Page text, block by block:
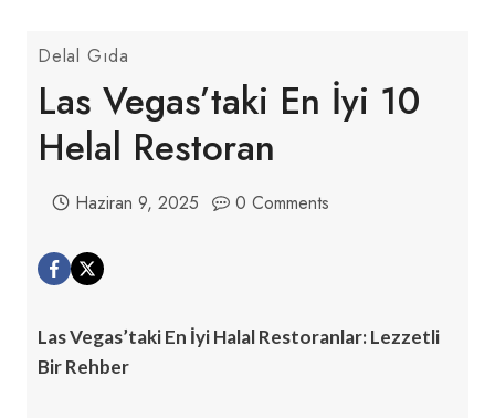
Delal Gıda
Las Vegas’taki En İyi 10
Helal Restoran
Haziran 9, 2025 0 Comments
Las Vegas’taki En İyi Halal Restoranlar: Lezzetli
Bir Rehber